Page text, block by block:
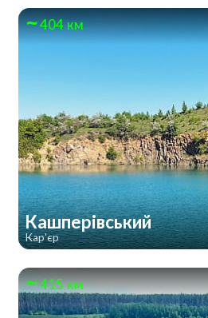
404 км
Кашперівський
Кар'єр
415 км